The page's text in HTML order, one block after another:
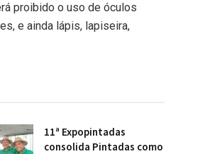
proibido o uso de óculos
e ainda lápis, lapiseira,
11ª Expopintadas
consolida Pintadas como